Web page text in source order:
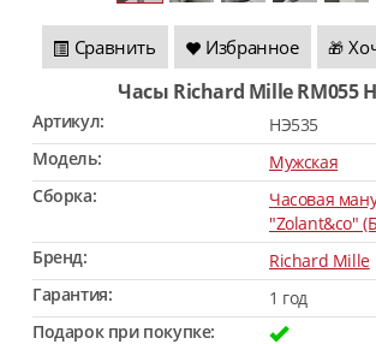
Сравнить Избранное 🎁
Часы Richard Mille RM055
Артикул:
HЭ535
Модель:
Мужская
Сборка:
Часовая
"Zolant&co"
Бренд:
Richard Mille
Гарантия:
1 год
Подарок при покупке: